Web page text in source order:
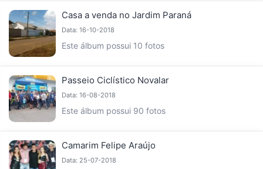
Casa a venda no Jardim Paraná
Data: 16-10-2018
Este álbum possui 10 fotos
Passeio Ciclístico Novalar
Data: 16-08-2018
Este álbum possui 90 fotos
Camarim Felipe Araújo
Data: 25-07-2018